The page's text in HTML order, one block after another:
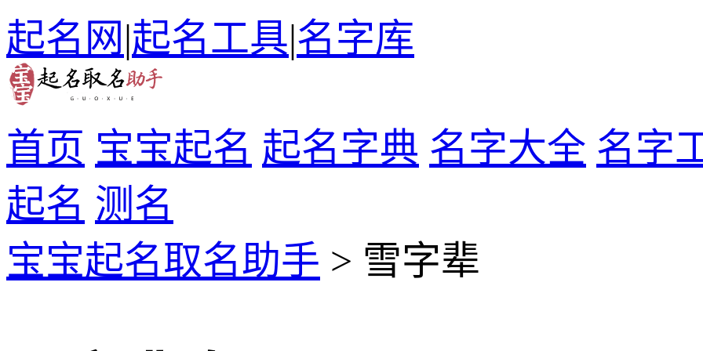
起名网|起名工具|名字库
首页 宝宝起名 起名字典 名字大全 名字
起名 测名
宝宝起名取名助手 > 雪字辈